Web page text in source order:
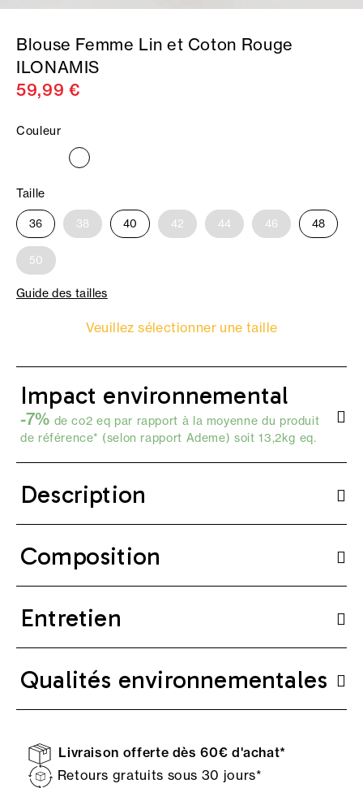
Blouse Femme Lin et Coton Rouge
ILONAMIS
59,99 €
Couleur
Taille
36 38 40 42 44 46 48
50
Guide des tailles
Veuillez sélectionner une taille
Impact environnemental
-7% de co2 eq par rapport à la moyenne du produit
de référence* (selon rapport Ademe) soit 13,2kg eq.
Description
Composition
Entretien
Qualités environnementales
Livraison offerte dès 60€ d'achat*
Retours gratuits sous 30 jours*